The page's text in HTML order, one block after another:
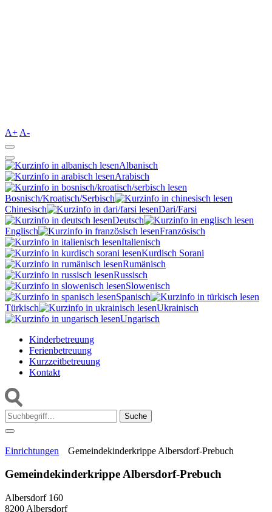
A+ A-
Albanisch
Arabisch
Bosnisch/Kroatisch/Serbisch
Chinesisch
Dari/Farsi
Deutsch
Englisch
Französisch
Italienisch
Kurdisch Sorani‎
Rumänisch
Russisch
Slowenisch
Spanisch
Türkisch
Ukrainisch
Ungarisch
Kinderbetreuung
Ferienbetreuung
Kurzzeitbetreuung
Kontakt
Suche:
Einrichtungen Gemeindekinderkrippe Albersdorf-Prebuch
Gemeindekinderkrippe Albersdorf-Prebuch
Albersdorf 160
8200 Albersdorf